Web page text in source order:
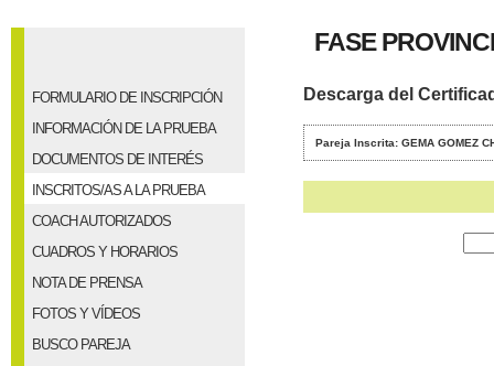
FORMULARIO DE INSCRIPCIÓN
INFORMACIÓN DE LA PRUEBA
DOCUMENTOS DE INTERÉS
INSCRITOS/AS A LA PRUEBA
COACH AUTORIZADOS
CUADROS Y HORARIOS
NOTA DE PRENSA
FOTOS Y VÍDEOS
BUSCO PAREJA
FASE
Descarga del
Pareja Inscrita: GEMA GOMEZ